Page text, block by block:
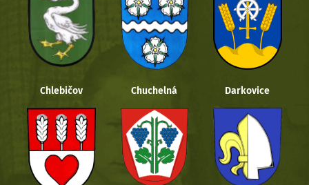
Chlebičov Chuchelná Darkovice